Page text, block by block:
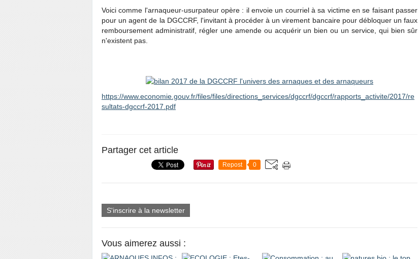
Voici comme l'arnaqueur-usurpateur opère : il envoie un courriel à sa victime en se faisant passer
pour un agent de la DGCCRF, l'invitant à procéder à un virement bancaire pour débloquer un faux
remboursement administratif, régler une amende ou acquérir un bien ou un service, qui bien sûr
n'existent pas.
https://www.economie.gouv.fr/files/files/directions_services/dgccrf/dgccrf/rapports_activite/2017/re
sultats-dgccrf-2017.pdf
Partager cet article
Repost 0
S'inscrire à la newsletter
Vous aimerez aussi :